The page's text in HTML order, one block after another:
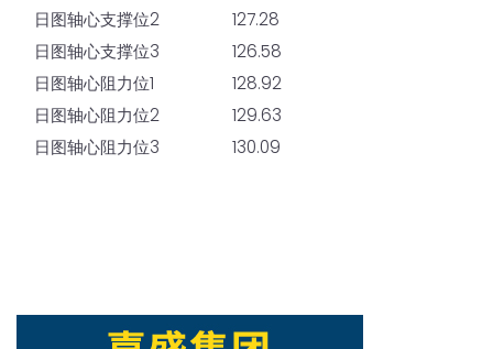
日图轴心支撑位2
127.28
日图轴心支撑位3
126.58
日图轴心阻力位1
128.92
日图轴心阻力位2
129.63
日图轴心阻力位3
130.09